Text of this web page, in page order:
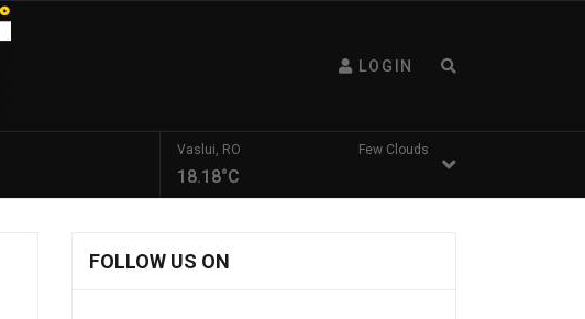
LOGIN
Vaslui, RO
18.18°C
Few Clouds
FOLLOW US ON